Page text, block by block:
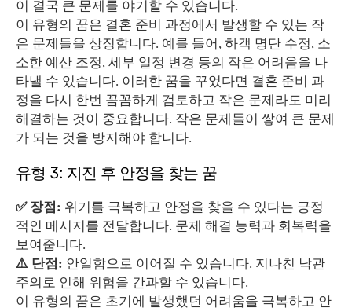
이 결국 큰 문제를 야기할 수 있습니다.
이 유형의 꿈은 결혼 준비 과정에서 발생할 수 있는 작
은 문제들을 상징합니다. 예를 들어, 하객 명단 수정, 소
소한 예산 조정, 세부 일정 변경 등의 작은 어려움을 나
타낼 수 있습니다. 이러한 꿈을 꾸었다면 결혼 준비 과
정을 다시 한번 꼼꼼하게 검토하고 작은 문제라도 미리
해결하는 것이 중요합니다. 작은 문제들이 쌓여 큰 문제
가 되는 것을 방지해야 합니다.
유형 3: 지진 후 안정을 찾는 꿈
✅ 장점: 위기를 극복하고 안정을 찾을 수 있다는 긍정
적인 메시지를 전달합니다. 문제 해결 능력과 회복력을
보여줍니다.
⚠️ 단점: 안일함으로 이어질 수 있습니다. 지나친 낙관
주의로 인해 위험을 간과할 수 있습니다.
이 유형의 꿈은 초기에 발생했던 어려움을 극복하고 안